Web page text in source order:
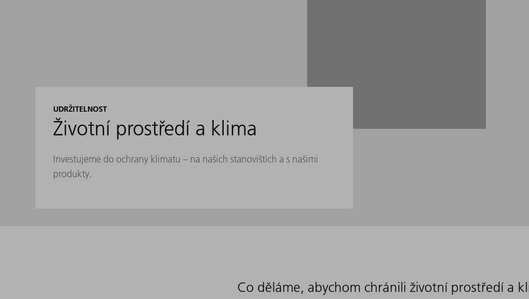
UDRŽITELNOST
Životní prostředí a klima
Investujeme do ochrany klimatu – na našich stanovištích a s našimi
produkty.
Co děláme, abychom chránili životní prostředí a